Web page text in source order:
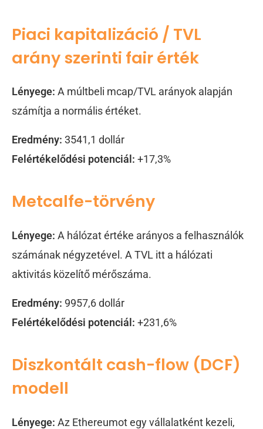
Piaci kapitalizáció / TVL
arány szerinti fair érték
Lényege: A múltbeli mcap/TVL arányok alapján
számítja a normális értéket.
Eredmény: 3541,1 dollár
Felértékelődési potenciál: +17,3%
Metcalfe-törvény
Lényege: A hálózat értéke arányos a felhasználók
számának négyzetével. A TVL itt a hálózati
aktivitás közelítő mérőszáma.
Eredmény: 9957,6 dollár
Felértékelődési potenciál: +231,6%
Diszkontált cash-flow (DCF)
modell
Lényege: Az Ethereumot egy vállalatként kezeli,